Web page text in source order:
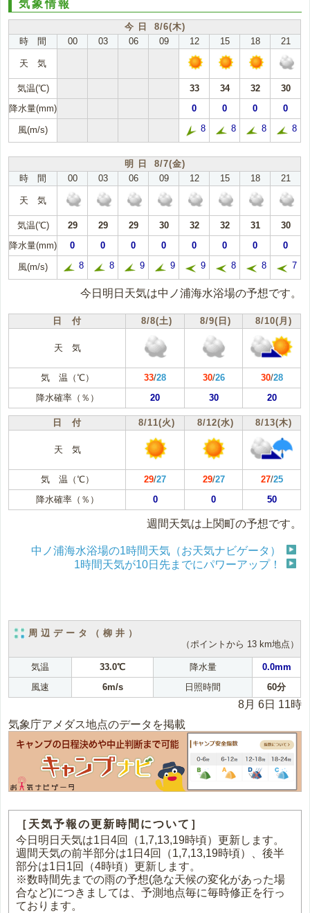
気象情報
今 日 8/6(木)
時 間
00 03 06 09 12 15 18 21
天 気
気温(℃) 33 34 32
30
降水量(mm)
0 0 0 0
風(m/s) 8 8 8 8
明 日 8/7(金)
時 間
00 03 06 09 12 15 18 21
天 気
気温(℃) 29 29 29 30 32 32 31
30
降水量(mm)
0 0 0 0 0 0 0 0
風(m/s) 8 8 9 9 9 8 8 7
今日明日天気は中ノ浦海水浴場の予想です。
日 付 8/8(土) 8/9(日) 8/10(月)
天 気
気 温（℃） 33/28 30/26 30/28
降水確率（％）
20 30 20
日 付 8/11(火) 8/12(水) 8/13(木)
天 気
気 温（℃） 29/27 29/27 27/25
降水確率（％）
0 0 50
週間天気は上関町の予想です。
中ノ浦海水浴場の1時間天気（お天気ナビゲータ）
1時間天気が10日先までにパワーアップ！
周辺データ（柳井）
（ポイントから 13 km地点）
気温 33.0℃ 降水量
0.0mm
風速
6m/s 日照時間 60分
8月 6日 11時
気象庁アメダス地点のデータを掲載
［天気予報の更新時間について］
今日明日天気は1日4回（1,7,13,19時頃）更新します。
週間天気の前半部分は1日4回（1,7,13,19時頃）、後半
部分は1日1回（4時頃）更新します。
※数時間先までの雨の予想(急な天候の変化があった場
合など)につきましては、予測地点毎に毎時修正を行っ
ております。